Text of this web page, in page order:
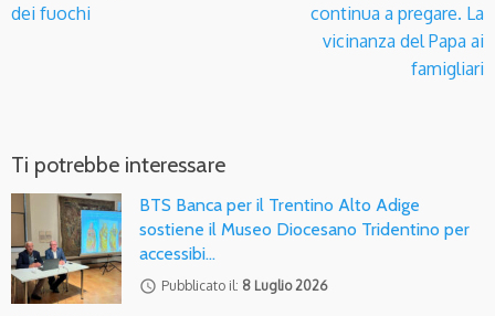
dei fuochi
continua a pregare. La
vicinanza del Papa ai
famigliari
Ti potrebbe interessare
BTS Banca per il Trentino Alto Adige
sostiene il Museo Diocesano Tridentino per
accessibi…
access_time Pubblicato il: 8 Luglio 2026